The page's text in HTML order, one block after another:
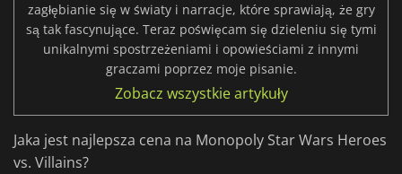
zagłębianie się w światy i narracje, które sprawiają, że gry
są tak fascynujące. Teraz poświęcam się dzieleniu się tymi
unikalnymi spostrzeżeniami i opowieściami z innymi
graczami poprzez moje pisanie.
Zobacz wszystkie artykuły
Jaka jest najlepsza cena na Monopoly Star Wars Heroes
vs. Villains?